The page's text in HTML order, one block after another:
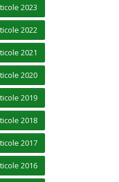
2023
2022
2021
2020
2019
2018
2017
2016